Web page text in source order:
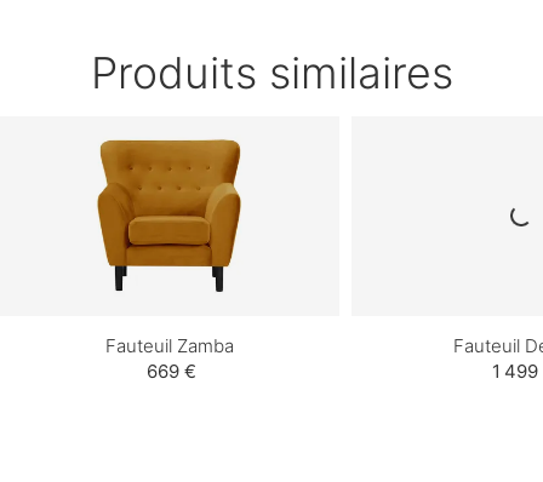
Produits similaires
Fauteuil Zamba
669 €
Fauteuil
1 499